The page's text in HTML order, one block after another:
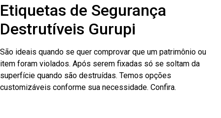
Etiquetas de Segurança
Destrutíveis Gurupi
São ideais quando se quer comprovar que um patrimônio ou
item foram violados. Após serem fixadas só se soltam da
superfície quando são destruídas. Temos opções
customizáveis conforme sua necessidade. Confira.